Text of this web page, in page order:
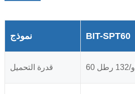
نموذج BIT-SPT60
قدرة التحميل 60 أو/132 رطل